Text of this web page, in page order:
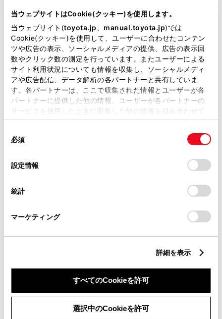
当ウェブサイトはCookie(クッキー)を使用します。
当ウェブサイト(toyota.jp manual.toyota.jp)では
Cookie(クッキー)を使用して、ユーザーに合わせたコンテン
ツや広告の表示、ソーシャルメディアの提供、広告の表示回
数やクリック数の測定を行っています。またユーザーによる
サイト利用状況についても情報を収集し、ソーシャルメディ
アや広告配信、データ解析の各パートナーと共有していま
す。各パートナーは、ここで収集された情報とユーザーが各
パートナーに提供した他の情報、ユーザーが各パートナーの
サービスを使用したときに収集した他の情報を組み合わせて
使用することがあります。当ウェブサイトの使用を続行する
デバイスにすべてのCookie(クッキー)が保存されることに同
意したことになります。Cookie(クッキー)のオプトアウト、
設定の変更、同意を撤回したりするにあたっては、当社の
「Cookie（クッキー）情報の取り扱いについて
」をご覧くだ
必須
設定情報
統計
マーケティング
詳細を表示
すべてのCookieを許可
選択中のCookieを許可
DBA-ZRT260
全長×全幅 × 全高
4565×1695×1475mm
ホイールベース ※1
2700mm
トレッド前／後
1480/1460mm
室内長×室内幅×室内高
1230kg
装備・オプション